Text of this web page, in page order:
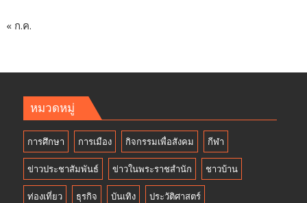
« ก.ค.
หมวดหมู่
การศึกษา การเมือง กิจกรรมเพื่อสังคม กีฬา
ข่าวประชาสัมพันธ์ ข่าวในพระราชสำนัก ชาวบ้าน
ท่องเที่ยว ธุรกิจ บันเทิง ประวัติศาสตร์